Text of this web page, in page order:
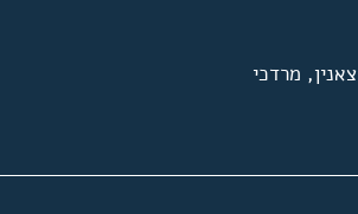
צאנין, מרדכי